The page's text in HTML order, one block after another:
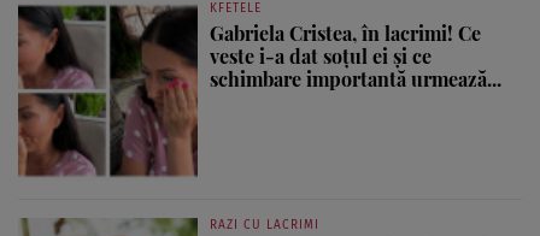
KFETELE
Gabriela Cristea, în lacrimi! Ce
veste i-a dat soțul ei și ce
schimbare importantă urmează...
RAZI CU LACRIMI